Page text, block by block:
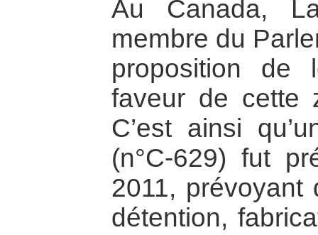
Au Canada,
membre du
proposition de
faveur de cette
C’est ainsi
(n°C-629) fut
2011, prévoyant
détention,